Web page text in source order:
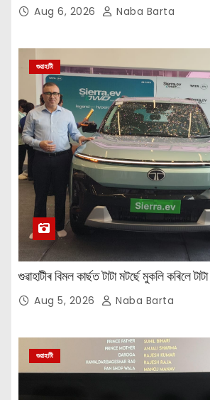
Aug 6, 2026 Naba Barta
গুৱাহাটী
গুৱাহাটীৰ বিমল কাৰ্ছত টাটা মটৰ্ছে মুকলি কৰিলে
Aug 5, 2026 Naba Barta
গুৱাহাটী